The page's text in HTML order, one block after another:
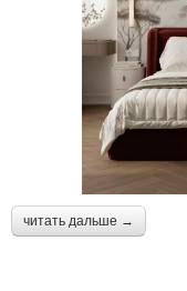
читать дальше →